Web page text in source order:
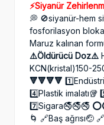
⚡️Siyanür
💭 🚫siyanür-hem
fosforilasyon
Maruz kalınan
⚠️Öldürücü Doz⚠️
KCN(kristal)150-
🔻🔻🔻🔻
4️⃣Plastik imalatı🥡
7️⃣Sigara🚭🚭🚭
🌀 🔗Baş ağrısı🤕